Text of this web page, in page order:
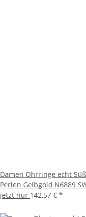
Damen Ohrringe echt
Perlen Gelbgold N6889
jetzt nur 142,57 € *